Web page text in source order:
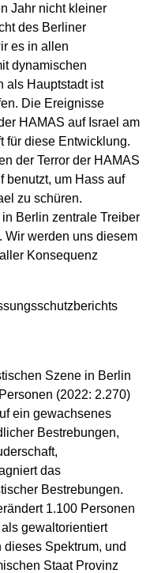
Jahr nicht kleiner
des Berliner
es in allen
dynamischen
als Hauptstadt ist
Die Ereignisse
HAMAS auf Israel am
für diese Entwicklung.
der Terror der HAMAS
benutzt, um Hass auf
zu schüren.
Berlin zentrale Treiber
Wir werden uns diesem
Konsequenz
Szene in Berlin
(2022: 2.270)
ein gewachsenes
Bestrebungen,
das
Bestrebungen.
1.100 Personen
gewaltorientiert
Spektrum, und
Staat Provinz